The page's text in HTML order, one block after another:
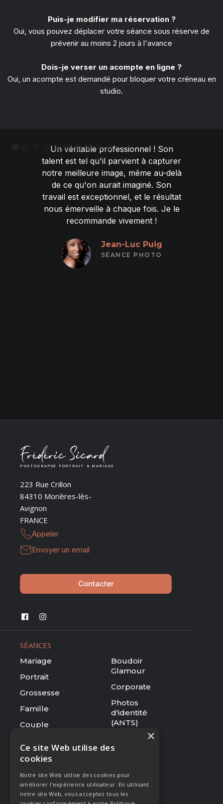
Puis-je modifier ma réservation ?
Oui, vous pouvez déplacer votre séance sous réserve de
prévenir au moins 2 jours à l'avance
Dois-je verser un acompte en ligne ?
Oui, un acompte est demandé pour bloquer votre créneau en
studio.
Un véritable professionnel ! Son
talent est tel qu'il parvient à capturer
notre meilleure image, même au-delà
de ce qu'on aurait imaginé. Son
travail est exceptionnel, et le résultat
nous émerveille à chaque fois. Je le
recommande vivement !
Jean-Luc Puig
SÉANCE PHOTO
PHOTOGRAPHE PORTRAIT & MARIAGE
223 Rue Crillon
84310 Morières-lès-
Avignon
FRANCE
Appeler
Envoyer un email
Contacter
SÉANCES
Mariage
Portrait
Grossesse
Famille
Couple
Boudoir
Glamour
Corporate
Photos
d'identité
(ANTS)
RESSOURCES
Le studio
Galerie
Ce site Web utilise des
cookies
Notre site Web utilise des cookies pour
améliorer l'expérience utilisateur. En utilisant
notre site Web, vous acceptez tous les
×